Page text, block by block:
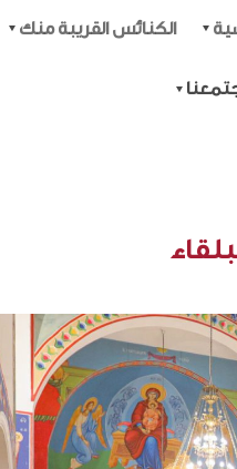
الكنائس القريبة منك